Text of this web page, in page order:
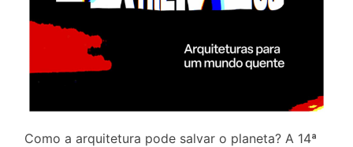
Como a arquitetura pode salvar o planeta? A 14ª